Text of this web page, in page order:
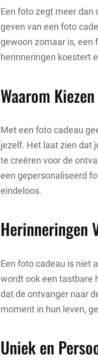
Een foto zegt meer dan
geven van een foto
gewoon zomaar is, een
herinneringen koestert
Waarom
Met een foto cadeau
jezelf. Het laat zien dat
te creëren voor de
een gepersonaliseerd
eindeloos.
Herinneringen
Een foto cadeau is niet
wordt ook een tastbare
dat de ontvanger naar
moment in hun leven,
Uniek en